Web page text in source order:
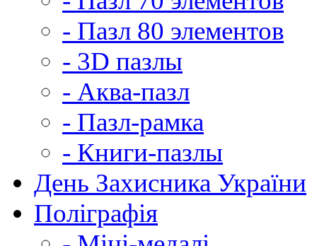
- Пазл 80 элементов
- 3D пазлы
- Аква-пазл
- Пазл-рамка
- Книги-пазлы
День Захисника України
Поліграфія